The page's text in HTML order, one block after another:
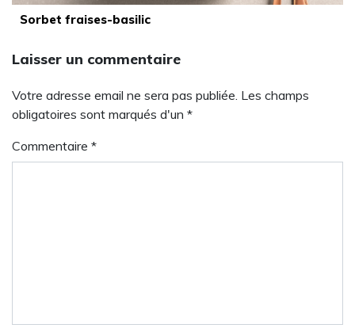
Sorbet fraises-basilic
Laisser un commentaire
Votre adresse email ne sera pas publiée. Les champs
obligatoires sont marqués d'un *
Commentaire *